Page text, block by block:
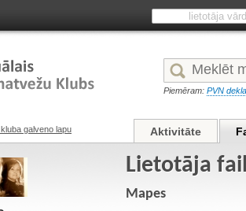
Piemēram: PVN
galveno lapu Aktivitāte
Lietotāja
Mapes